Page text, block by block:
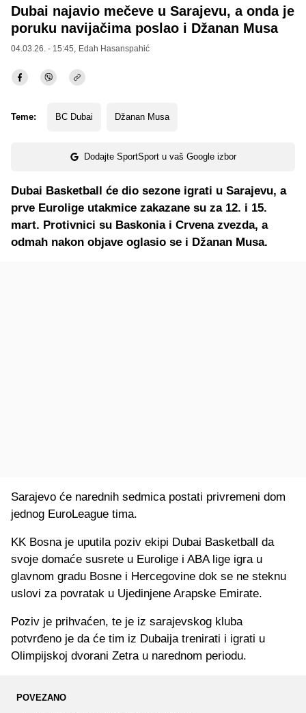
Dubai najavio mečeve u Sarajevu, a onda je
poruku navijačima poslao i Džanan Musa
04.03.26. - 15:45, Edah Hasanspahić
Teme: BC Dubai Džanan Musa
Dodajte SportSport u vaš Google izbor
Dubai Basketball će dio sezone igrati u Sarajevu, a
prve Eurolige utakmice zakazane su za 12. i 15.
mart. Protivnici su Baskonia i Crvena zvezda, a
odmah nakon objave oglasio se i Džanan Musa.
Sarajevo će narednih sedmica postati privremeni dom
jednog EuroLeague tima.
KK Bosna je uputila poziv ekipi Dubai Basketball da
svoje domaće susrete u Eurolige i ABA lige igra u
glavnom gradu Bosne i Hercegovine dok se ne steknu
uslovi za povratak u Ujedinjene Arapske Emirate.
Poziv je prihvaćen, te je iz sarajevskog kluba
potvrđeno je da će tim iz Dubaija trenirati i igrati u
Olimpijskoj dvorani Zetra u narednom periodu.
POVEZANO